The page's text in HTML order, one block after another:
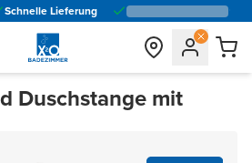
Schnelle Lieferung
Duschstange mit